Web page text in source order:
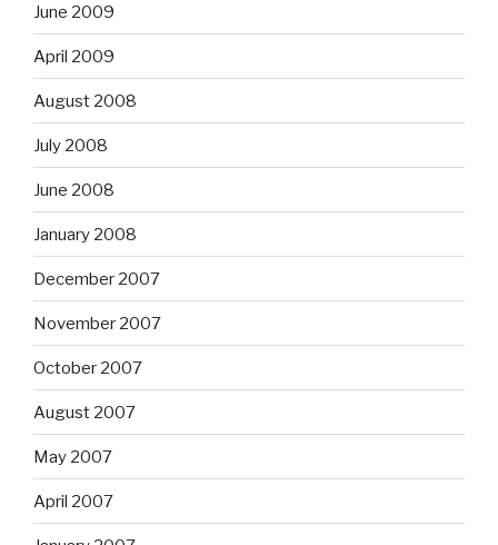
June 2009
April 2009
August 2008
July 2008
June 2008
January 2008
December 2007
November 2007
October 2007
August 2007
May 2007
April 2007